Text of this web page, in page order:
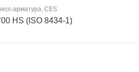
арматура, CES
HS (ISO 8434-1)